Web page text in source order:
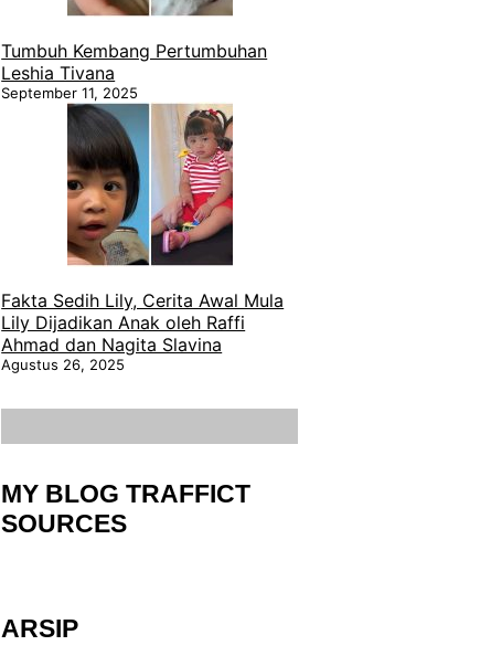
Tumbuh Kembang Pertumbuhan
Leshia Tivana
September 11, 2025
Fakta Sedih Lily, Cerita Awal Mula
Lily Dijadikan Anak oleh Raffi
Ahmad dan Nagita Slavina
Agustus 26, 2025
MY BLOG TRAFFICT
SOURCES
ARSIP